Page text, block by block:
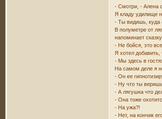
- Смотри, - Алена
Я кладу удилище
- Ты видишь, куда
В полуметре от
напоминает
- Не бойся, это
Я хотел
- Мы здесь в
На самом деле я
- Он ее
- Ну что ты веришь
- А лягушка что
- Она тоже
- На ужа?!
- Нет, на кончик